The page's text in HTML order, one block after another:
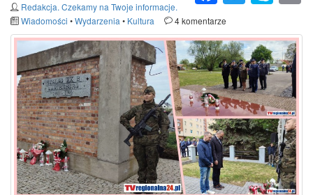
Redakcja. Czekamy na Twoje informacje.
Wiadomości •Wydarzenia • Kultura 4 komentarze